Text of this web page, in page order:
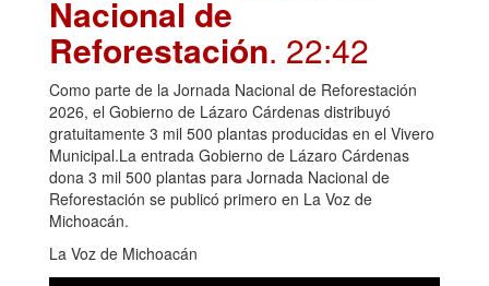
Nacional de
Reforestación. 22:42
Como parte de la Jornada Nacional de Reforestación
2026, el Gobierno de Lázaro Cárdenas distribuyó
gratuitamente 3 mil 500 plantas producidas en el Vivero
Municipal.La entrada Gobierno de Lázaro Cárdenas
dona 3 mil 500 plantas para Jornada Nacional de
Reforestación se publicó primero en La Voz de
Michoacán.
La Voz de Michoacán